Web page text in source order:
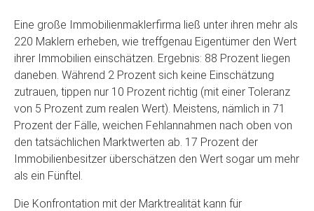
Eine große Immobilienmaklerfirma ließ unter ihren mehr als
220 Maklern erheben, wie treffgenau Eigentümer den Wert
ihrer Immobilien einschätzen. Ergebnis: 88 Prozent liegen
daneben. Während 2 Prozent sich keine Einschätzung
zutrauen, tippen nur 10 Prozent richtig (mit einer Toleranz
von 5 Prozent zum realen Wert). Meistens, nämlich in 71
Prozent der Fälle, weichen Fehlannahmen nach oben von
den tatsächlichen Marktwerten ab. 17 Prozent der
Immobilienbesitzer überschätzen den Wert sogar um mehr
als ein Fünftel.
Die Konfrontation mit der Marktrealität kann für